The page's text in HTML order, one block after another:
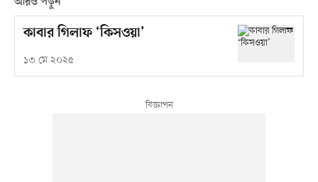
কাবার গিলাফ ‘কিসওয়া’
১৩ মে ২০২৫